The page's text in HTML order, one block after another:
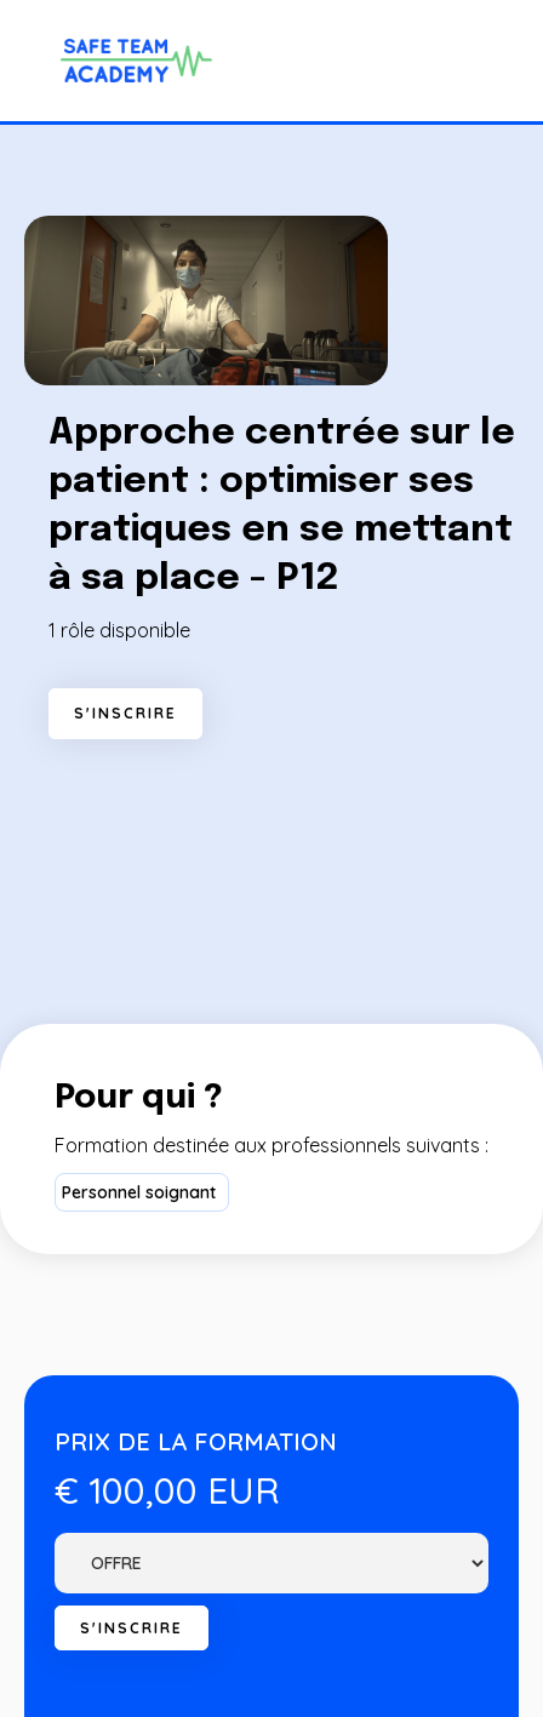
Approche centrée sur le
patient : optimiser ses
pratiques en se mettant
à sa place - P12
1 rôle disponible
S ' INS CRIRE
Pour qui ?
Formation destinée aux professionnels suivants :
Personnel soignant
PRIX DE LA FORMATION
€ 100,00 EUR